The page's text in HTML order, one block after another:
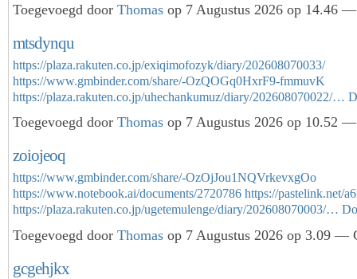
Toegevoegd door Thomas op 7 Augustus 2026 op 14.46 —
mtsdynqu
https://plaza.rakuten.co.jp/exiqimofozyk/diary/202608070033/
https://www.gmbinder.com/share/-OzQOGq0HxrF9-fmmuvK
https://plaza.rakuten.co.jp/uhechankumuz/diary/202608070022/…
Toegevoegd door Thomas op 7 Augustus 2026 op 10.52 —
zoiojeoq
https://www.gmbinder.com/share/-OzOjJou1NQVrkevxgOo
https://www.notebook.ai/documents/2720786 https://pastelink.net/
https://plaza.rakuten.co.jp/ugetemulenge/diary/202608070003/…
Toegevoegd door Thomas op 7 Augustus 2026 op 3.09 —
gcgehjkx